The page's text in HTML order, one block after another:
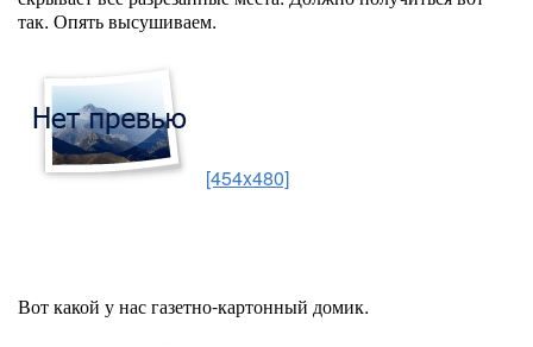
так. Опять высушиваем.
[454x480]
Вот какой у нас газетно-картонный домик.